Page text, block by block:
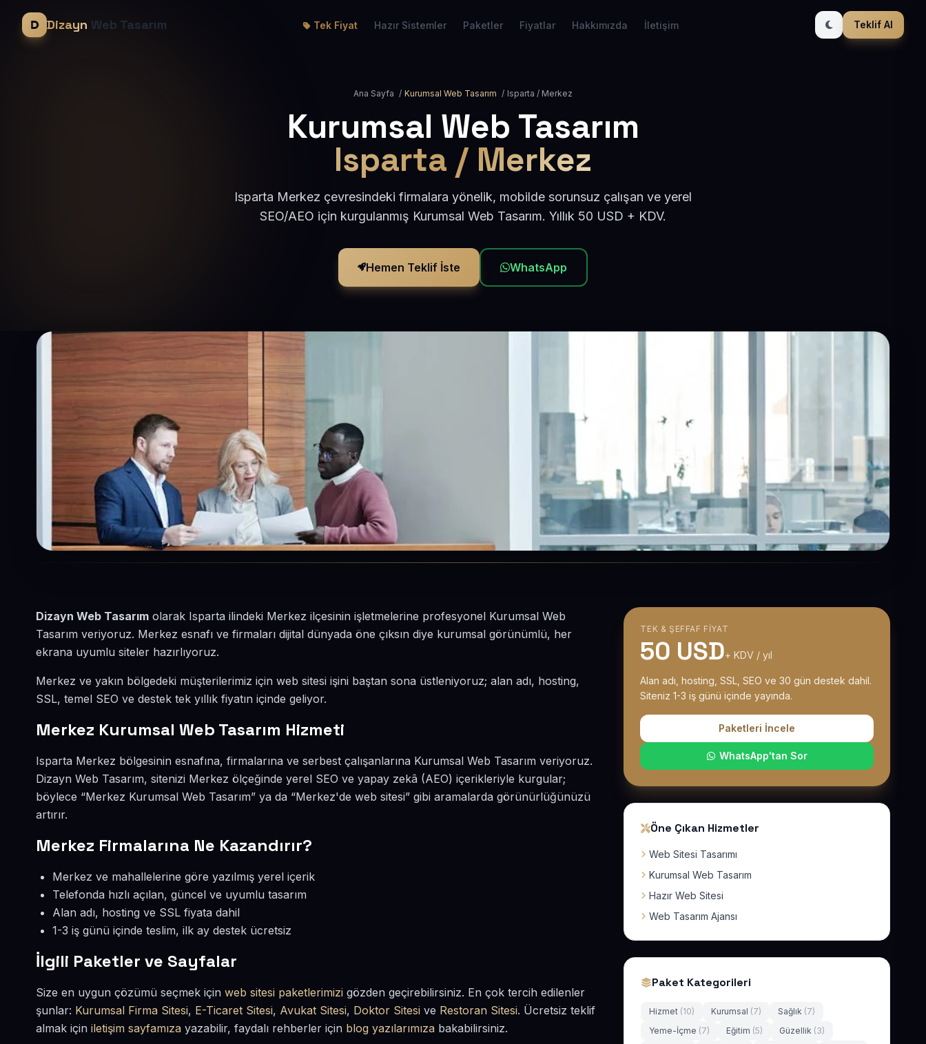
Dizayn Web Tasarım Tek Fiyat Hazır Sistemler Paketler Fiyatlar Hakkımızda İletişim Teklif Al
Ana Sayfa / Kurumsal Web Tasarım / Isparta / Merkez
Kurumsal Web Tasarım
Isparta / Merkez
Isparta Merkez çevresindeki firmalara yönelik, mobilde sorunsuz çalışan ve yerel
SEO/AEO için kurgulanmış Kurumsal Web Tasarım. Yıllık 50 USD + KDV.
Hemen Teklif İste WhatsApp
Dizayn Web Tasarım olarak Isparta ilindeki Merkez ilçesinin işletmelerine profesyonel Kurumsal Web
Tasarım veriyoruz. Merkez esnafı ve firmaları dijital dünyada öne çıksın diye kurumsal görünümlü, her
ekrana uyumlu siteler hazırlıyoruz.
Merkez ve yakın bölgedeki müşterilerimiz için web sitesi işini baştan sona üstleniyoruz; alan adı, hosting,
SSL, temel SEO ve destek tek yıllık fiyatın içinde geliyor.
Merkez Kurumsal Web Tasarım Hizmeti
Isparta Merkez bölgesinin esnafına, firmalarına ve serbest çalışanlarına Kurumsal Web Tasarım veriyoruz.
Dizayn Web Tasarım, sitenizi Merkez ölçeğinde yerel SEO ve yapay zekâ (AEO) içerikleriyle kurgular;
böylece “Merkez Kurumsal Web Tasarım” ya da “Merkez'de web sitesi” gibi aramalarda görünürlüğünüzü
artırır.
Merkez Firmalarına Ne Kazandırır?
Merkez ve mahallelerine göre yazılmış yerel içerik
Telefonda hızlı açılan, güncel ve uyumlu tasarım
Alan adı, hosting ve SSL fiyata dahil
1-3 iş günü içinde teslim, ilk ay destek ücretsiz
İlgili Paketler ve Sayfalar
Size en uygun çözümü seçmek için web sitesi paketlerimizi gözden geçirebilirsiniz. En çok tercih edilenler
şunlar: Kurumsal Firma Sitesi, E-Ticaret Sitesi, Avukat Sitesi, Doktor Sitesi ve Restoran Sitesi. Ücretsiz teklif
almak için iletişim sayfamıza yazabilir, faydalı rehberler için blog yazılarımıza bakabilirsiniz.
TEK & ŞEFFAF FIYAT
50 USD+ KDV / yıl
Alan adı, hosting, SSL, SEO ve 30 gün destek dahil.
Siteniz 1-3 iş günü içinde yayında.
Paketleri İncele
WhatsApp'tan Sor
Öne Çıkan Hizmetler
Web Sitesi Tasarımı
Kurumsal Web Tasarım
Hazır Web Sitesi
Web Tasarım Ajansı
Paket Kategorileri
Hizmet (10) Kurumsal (7) Sağlık (7)
Yeme-İçme (7) Eğitim (5) Güzellik (3)